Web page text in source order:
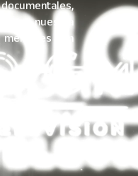
nuestra
mensajes con